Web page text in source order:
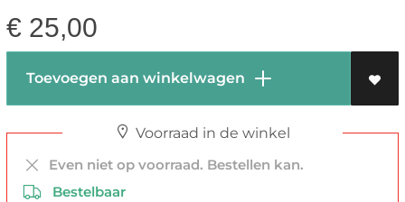
€ 25,00
Toevoegen aan winkelwagen
Voorraad in de winkel
Even niet op voorraad. Bestellen kan.
Bestelbaar